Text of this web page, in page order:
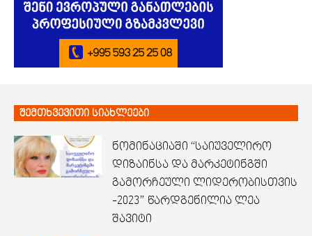
შემთხვევითი სიახლეები
ნომინაციაში “საიუველირო
დიზაინსა და მარკეტინგში
გამორჩეული ლიდერობისთვის
-2023” წარდგენილია ლეა
შავიტი